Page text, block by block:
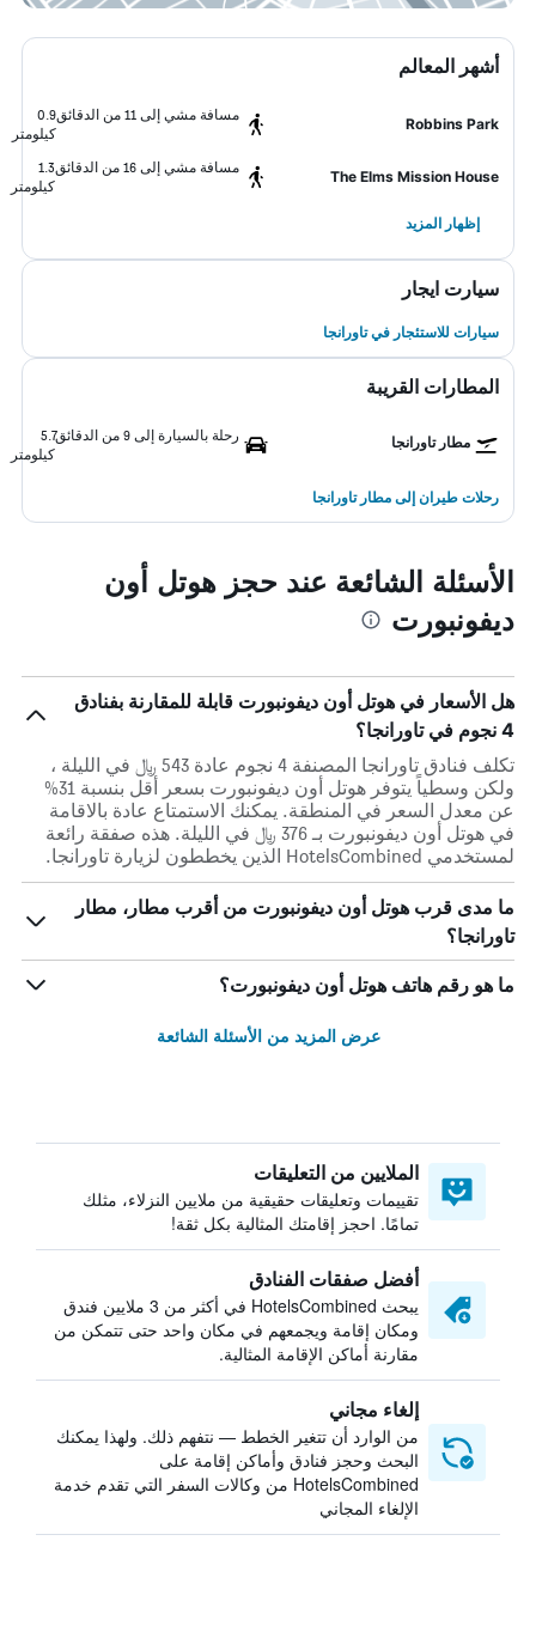
أشهر المعالم
Robbins Park
مسافة مشي إلى 11 من الدقائق
0.9
كيلومتر
The Elms Mission House
مسافة مشي إلى 16 من الدقائق
1.3
كيلومتر
إظهار المزيد
سيارت ايجار
سيارات للاستئجار في تاورانجا
المطارات القريبة
مطار تاورانجا رحلة بالسيارة إلى 9 من الدقائق
5.7
كيلومتر
رحلات طيران إلى مطار تاورانجا
الأسئلة الشائعة عند حجز هوتل أون
ديفونبورت
هل الأسعار في هوتل أون ديفونبورت قابلة للمقارنة بفنادق
4 نجوم في تاورانجا؟
تكلف فنادق تاورانجا المصنفة 4 نجوم عادة 543 ﷼ في الليلة ،
ولكن وسطياً يتوفر هوتل أون ديفونبورت بسعر أقل بنسبة 31%
عن معدل السعر في المنطقة. يمكنك الاستمتاع عادة بالاقامة
في هوتل أون ديفونبورت بـ 376 ﷼ في الليلة. هذه صفقة رائعة
لمستخدمي HotelsCombined الذين يخططون لزيارة تاورانجا.
ما مدى قرب هوتل أون ديفونبورت من أقرب مطار، مطار
تاورانجا؟
ما هو رقم هاتف هوتل أون ديفونبورت؟
عرض المزيد من الأسئلة الشائعة
الملايين من التعليقات
تقييمات وتعليقات حقيقية من ملايين النزلاء، مثلك
تمامًا. احجز إقامتك المثالية بكل ثقة!
أفضل صفقات الفنادق
يبحث HotelsCombined في أكثر من 3 ملايين فندق
ومكان إقامة ويجمعهم في مكان واحد حتى تتمكن من
مقارنة أماكن الإقامة المثالية.
إلغاء مجاني
من الوارد أن تتغير الخطط — نتفهم ذلك. ولهذا يمكنك
البحث وحجز فنادق وأماكن إقامة على
HotelsCombined من وكالات السفر التي تقدم خدمة
الإلغاء المجاني